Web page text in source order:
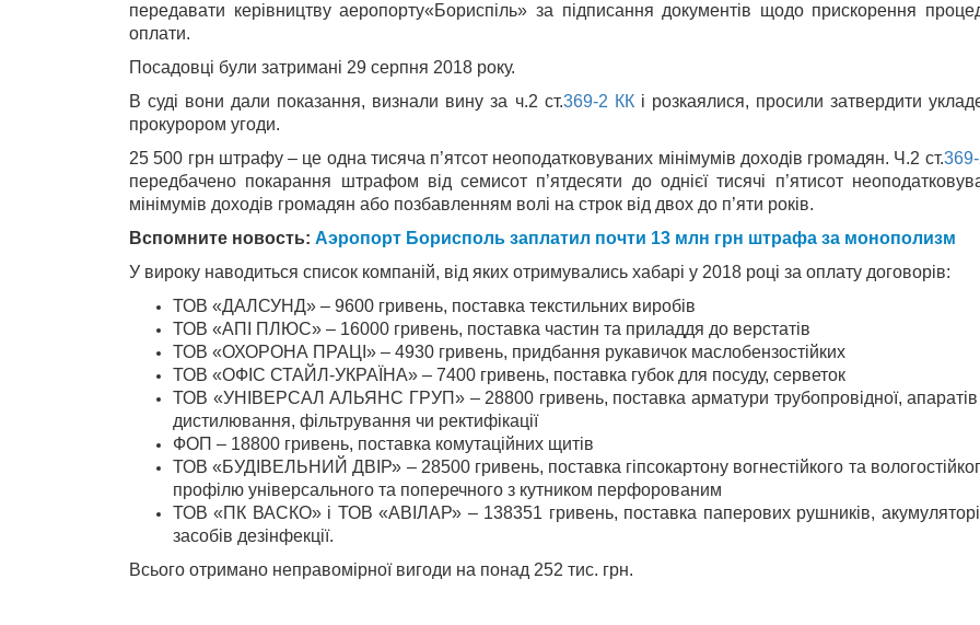
передавати керівництву аеропорту«Бориспіль» за підписання документів щодо прискорення
оплати.
Посадовці були затримані 29 серпня 2018 року.
В суді вони дали показання, визнали вину за ч.2 ст.369-2 ККі розкаялися, просили затвердити
прокурором угоди.
25 500 грн штрафу – це одна тисяча п’ятсот неоподатковуваних мінімумів доходів громадян. Ч.2 ст.
передбачено покарання штрафом від семисот п’ятдесяти до однієї тисячі п’ятисот
мінімумів доходів громадян або позбавленням волі на строк від двох до п’яти років.
Вспомните новость: Аэропорт Борисполь заплатил почти 13 млн грн штрафа за монополизм
У вироку наводиться список компаній, від яких отримувались хабарі у 2018 році за оплату договорів:
ТОВ «ДАЛСУНД» – 9600 гривень, поставка текстильних виробів
ТОВ «АПІ ПЛЮС» – 16000 гривень, поставка частин та приладдя до верстатів
ТОВ «ОХОРОНА ПРАЦІ» – 4930 гривень, придбання рукавичок маслобензостійких
ТОВ «ОФІС СТАЙЛ-УКРАЇНА» – 7400 гривень, поставка губок для посуду, серветок
ТОВ «УНІВЕРСАЛ АЛЬЯНС ГРУП» – 28800 гривень, поставка арматури трубопровідної,
дистилювання, фільтрування чи ректифікації
ФОП – 18800 гривень, поставка комутаційних щитів
ТОВ «БУДІВЕЛЬНИЙ ДВІР» – 28500 гривень, поставка гіпсокартону вогнестійкого та
профілю універсального та поперечного з кутником перфорованим
ТОВ «ПК ВАСКО» і ТОВ «АВІЛАР» – 138351 гривень, поставка паперових рушників,
засобів дезінфекції.
Всього отримано неправомірної вигоди на понад 252 тис. грн.